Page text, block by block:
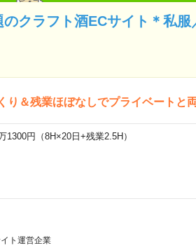
のクラフト酒ECサイト＊私
り＆残業ほぼなしでプライベートと
円（8H×20日+残業2.5H）
ト運営企業